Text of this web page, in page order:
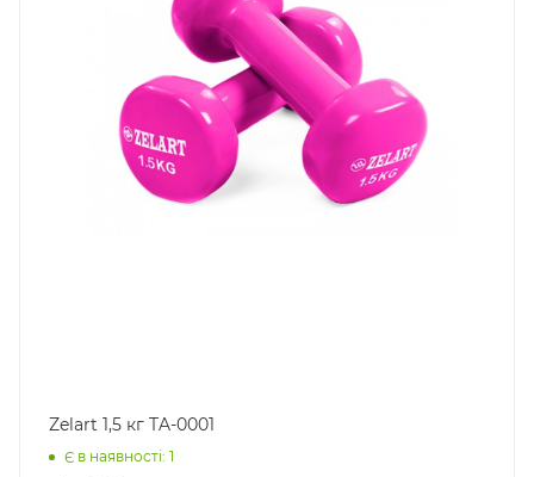
Zelart 1,5 кг TA-0001
Є в наявності: 1